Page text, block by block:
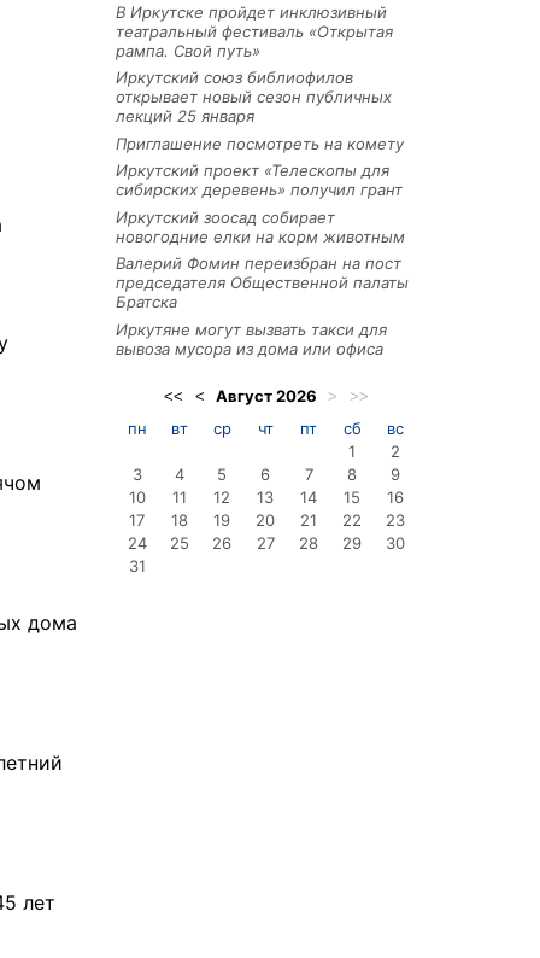
дома
лет
В Иркутске пройдет инклюзивный
театральный фестиваль «Открытая
рампа. Свой путь»
Иркутский союз библиофилов
открывает новый сезон публичных
лекций 25 января
Приглашение посмотреть на комету
Иркутский проект «Телескопы для
сибирских деревень» получил грант
Иркутский зоосад собирает
новогодние елки на корм животным
Валерий Фомин переизбран на пост
председателя Общественной палаты
Братска
Иркутяне могут вызвать такси для
вывоза мусора из дома или офиса
<< < Август2026 > >>
пн вт ср чт пт сб
вс
1
2
3
4 5 6 7 8
9
10
11 12 13 14 15
16
17
18 19 20 21 22
23
24
25 26 27 28 29
30
31